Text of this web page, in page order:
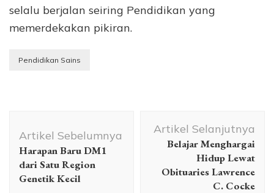
selalu berjalan seiring Pendidikan yang
memerdekakan pikiran.
Pendidikan Sains
Artikel
Artikel Sebelumnya
Harapan Baru DM1
dari Satu Region
Genetik Kecil
Artikel Selanjutnya
Belajar Menghargai
Hidup Lewat
Obituaries Lawrence
C. Cocke